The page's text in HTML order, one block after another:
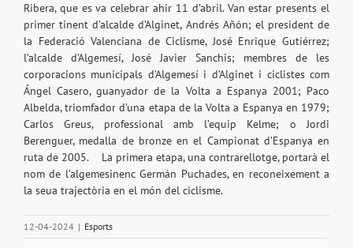
Ribera, que es va celebrar ahir 11 d’abril. Van estar presents el
primer tinent d’alcalde d’Alginet, Andrés Añón; el president de
la Federació Valenciana de Ciclisme, José Enrique Gutiérrez;
l’alcalde d’Algemesí, José Javier Sanchis; membres de les
corporacions municipals d’Algemesí i d’Alginet i ciclistes com
Ángel Casero, guanyador de la Volta a Espanya 2001; Paco
Albelda, triomfador d’una etapa de la Volta a Espanya en 1979;
Carlos Greus, professional amb l’equip Kelme; o Jordi
Berenguer, medalla de bronze en el Campionat d’Espanya en
ruta de 2005. La primera etapa, una contrarellotge, portarà el
nom de l’algemesinenc Germán Puchades, en reconeixement a
la seua trajectòria en el món del ciclisme.
12-04-2024 | Esports